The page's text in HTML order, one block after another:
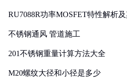
RU7088R功率MOSFET特性解析
不锈钢通风 管道施工
201不锈钢重量计算方法大全
M20螺纹大径和小径是多少